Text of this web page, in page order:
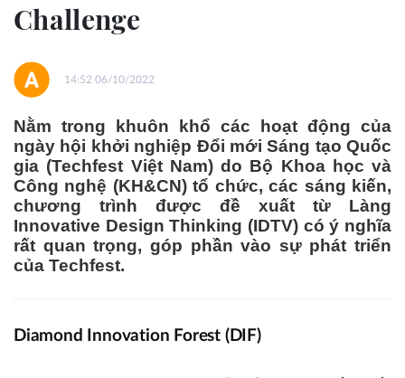
Challenge
14:52 06/10/2022
Nằm trong khuôn khổ các hoạt động của
ngày hội khởi nghiệp Đổi mới Sáng tạo Quốc
gia (Techfest Việt Nam) do Bộ Khoa học và
Công nghệ (KH&CN) tổ chức, các sáng kiến,
chương trình được đề xuất từ Làng
Innovative Design Thinking (IDTV) có ý nghĩa
rất quan trọng, góp phần vào sự phát triển
của Techfest.
Diamond Innovation Forest (DIF)